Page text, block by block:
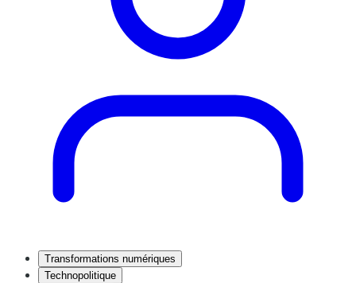
Transformations numériques
Technopolitique